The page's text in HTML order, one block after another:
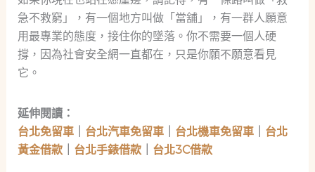
急不救窮」，有一個地方叫做「當舖」，有一群人願意
用最專業的態度，接住你的墜落。你不需要一個人硬
撐，因為社會安全網一直都在，只是你願不願意看見
它。
延伸閱讀：
台北免留車｜ 台北汽車免留車｜ 台北機車免留車｜ 台北
黃金借款｜ 台北手錶借款｜ 台北3C借款